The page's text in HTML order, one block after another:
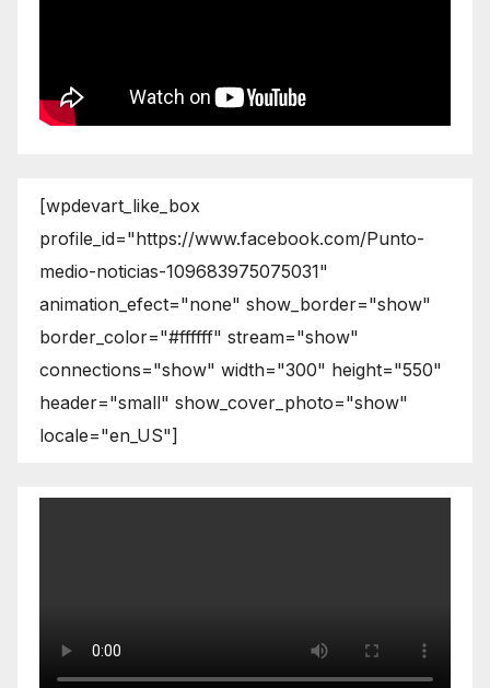
[wpdevart_like_box
profile_id="https://www.facebook.com/Punto-
medio-noticias-109683975075031"
animation_efect="none" show_border="show"
border_color="#ffffff" stream="show"
connections="show" width="300" height="550"
header="small" show_cover_photo="show"
locale="en_US"]